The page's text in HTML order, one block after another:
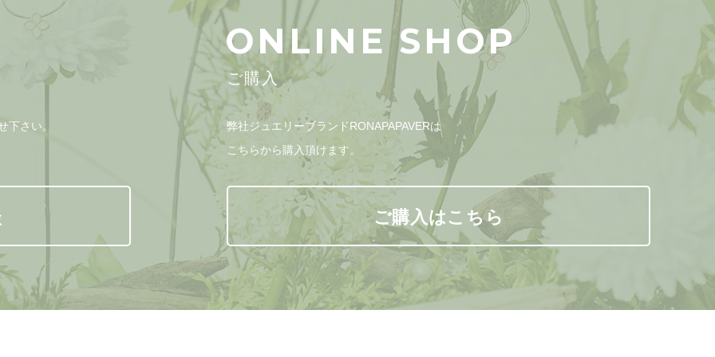
下さい。
ONLINE SHOP
ご購入
弊社ジュエリーブランドRONAPAPAVERは
こちらから購入頂けます。
ご購入はこちら